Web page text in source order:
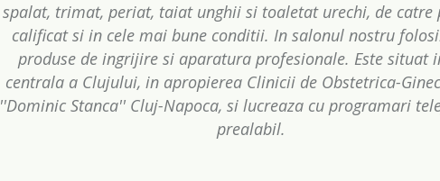
spalat, trimat, periat, taiat unghii si toaletat urechi, de catre
calificat si in cele mai bune conditii. In salonul nostru
produse de ingrijire si aparatura profesionale. Este situat
centrala a Clujului, in apropierea Clinicii de Obstetrica-
''Dominic Stanca'' Cluj-Napoca, si lucreaza cu programari
prealabil.